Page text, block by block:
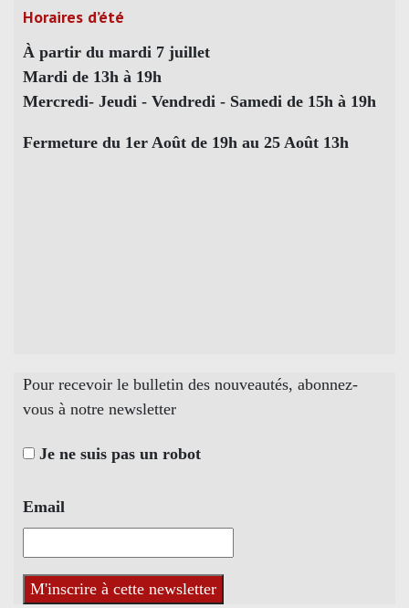
Horaires d’été
À partir du mardi 7 juillet
Mardi de 13h à 19h
Mercredi- Jeudi - Vendredi - Samedi de 15h à 19h
Fermeture du 1er Août de 19h au 25 Août 13h
Pour recevoir le bulletin des nouveautés, abonnez-
vous à notre newsletter
Je ne suis pas un robot
Email